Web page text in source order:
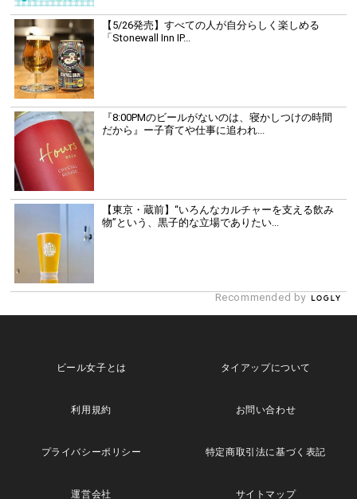
【5/26発売】すべての人が自分らしく楽しめる
「Stonewall Inn IP...
『8:00PMのビールがないのは、寝かしつけの時間
だから』ー子育てや仕事に追われ...
【東京・蔵前】“いろんなカルチャーを支える飲み
物”という、黒子的な立場でありたい...
Recommended by
ビール女子とは タイアップについて
利用規約 お問い合わせ
プライバシーポリシー 特定商取引法に基づく表記
運営会社 サイトマップ